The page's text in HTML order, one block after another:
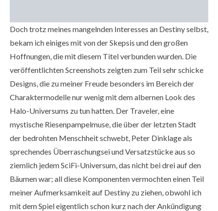
Doch trotz meines mangelnden Interesses an Destiny selbst,
bekam ich einiges mit von der Skepsis und den großen
Hoffnungen, die mit diesem Titel verbunden wurden. Die
veröffentlichten Screenshots zeigten zum Teil sehr schicke
Designs, die zu meiner Freude besonders im Bereich der
Charaktermodelle nur wenig mit dem albernen Look des
Halo-Universums zu tun hatten. Der Traveler, eine
mystische Riesenpampelmuse, die über der letzten Stadt
der bedrohten Menschheit schwebt, Peter Dinklage als
sprechendes Überraschungsei und Versatzstücke aus so
ziemlich jedem SciFi-Universum, das nicht bei drei auf den
Bäumen war; all diese Komponenten vermochten einen Teil
meiner Aufmerksamkeit auf Destiny zu ziehen, obwohl ich
mit dem Spiel eigentlich schon kurz nach der Ankündigung